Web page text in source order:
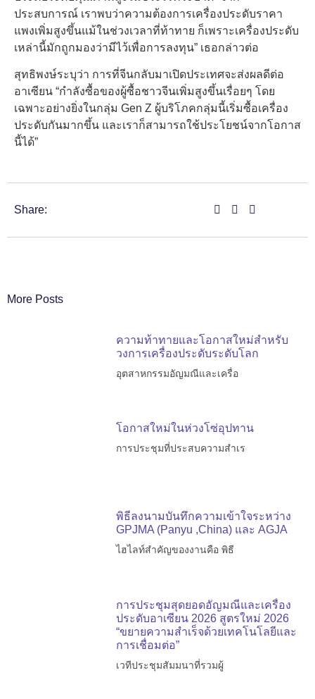
ประสบการณ์ เราพบว่าความต้องการเครื่องประดับราคา
แพงเพิ่มสูงขึ้นแม้ในช่วงเวลาที่ท้าทาย ก็เพราะเครื่องประดับ
เหล่านี้มักถูกมองว่ามีไว้เพื่อการลงทุน” เธอกล่าวต่อ
สุทธิพงษ์ระบุว่า การที่จีนกลับมาเปิดประเทศจะส่งผลดีต่อ
อาเซียน “กำลังซื้อของผู้ซื้อชาวจีนเพิ่มสูงขึ้นเรื่อยๆ โดย
เฉพาะอย่างยิ่งในกลุ่ม Gen Z ผู้บริโภคกลุ่มนี้เริ่มซื้อเครื่อง
ประดับกันมากขึ้น และเราก็สามารถใช้ประโยชน์จากโอกาส
นี้ได้”
Share:
More Posts
ความท้าทายและโอกาสใหม่สำหรับ
วงการเครื่องประดับระดับโลก
อุตสาหกรรมอัญมณีและเครื่อ
โอกาสใหม่ในห่วงโซ่อุปทาน
การประชุมที่ประสบความสำเร
พิธีลงนามบันทึกความเข้าใจระหว่าง
GPJMA (Panyu ,China) และ AGJA
ไฮไลท์สำคัญของงานคือ พิธี
การประชุมสุดยอดอัญมณีและเครื่อง
ประดับอาเซียน 2026 สูตรใหม่ 2026
“ขยายความสำเร็จด้วยเทคโนโลยีและ
การเชื่อมต่อ”
เวทีประชุมสัมมนาที่รวมผู้